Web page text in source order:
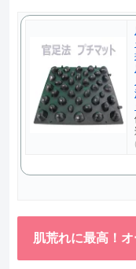
肌荒れに最高！